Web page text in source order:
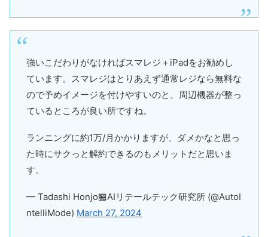
強いこだわりがなければスマレジ＋iPadをお勧めし
ています。スマレジはとりあえず通常レジなら無料な
ので予めイメージを付けやすいのと、周辺機器が整っ
ているところが良い所ですね。
ランニングに約1万/月かかりますが、ダメかなと思っ
た時にサクっと解約できるのもメリットだと思いま
す。
— Tadashi Honjo🏪AIリテールテック研究所 (@AutoI
ntelliMode) March 27, 2024